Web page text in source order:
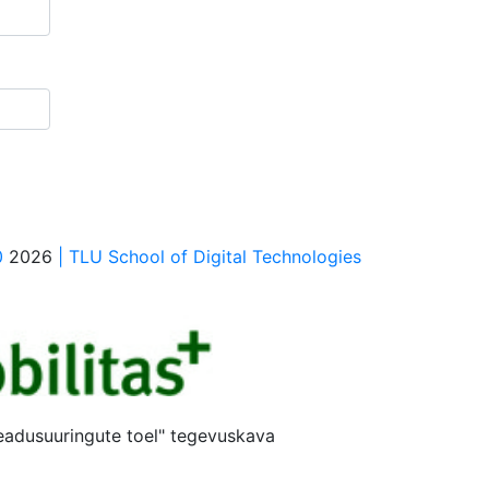
2026 | TLU School of Digital Technologies
toel" tegevuskava